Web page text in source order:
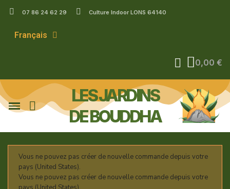
07 86 24 62 29 Culture Indoor LONS 64140
Français
0,00 €
LES JARDINS
DE BOUDDHA
Vous ne pouvez pas créer de nouvelle commande depuis votre
pays (United States).
Vous ne pouvez pas créer de nouvelle commande depuis votre